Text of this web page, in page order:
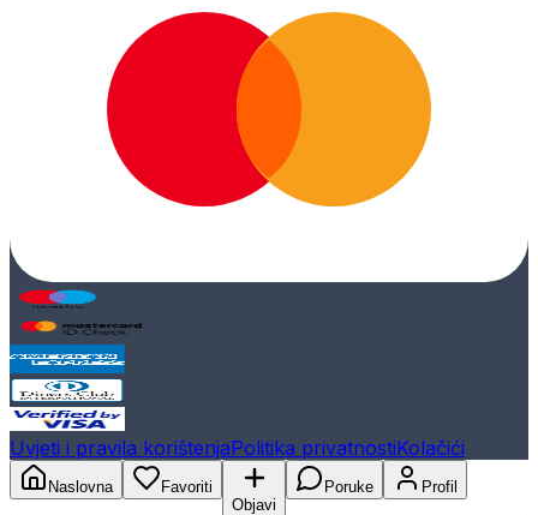
Uvjeti i pravila korištenjaPolitika privatnostiKolačići
Naslovna
Favoriti
Objavi
Poruke Profil